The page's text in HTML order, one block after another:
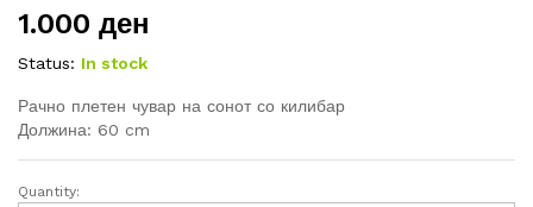
1.000 ден
Status: In stock
Рачно плетен чувар на сонот со килибар
Должина: 60 cm
Amber
Quantity: